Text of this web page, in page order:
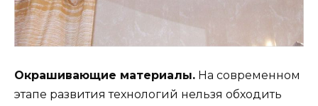
Окрашивающие материалы. На современном
этапе развития технологий нельзя обходить